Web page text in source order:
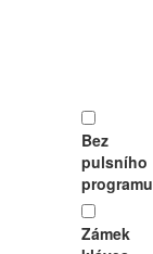
Bez
pulsního
programu
Zámek